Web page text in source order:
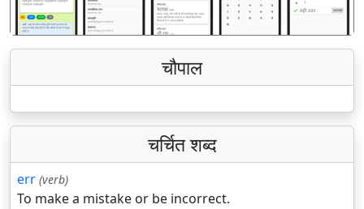
चौपाल
चर्चित शब्द
err (verb)
To make a mistake or be incorrect.